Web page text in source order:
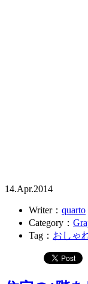
14.Apr.2014
Writer： quarto
Category：
Tag： おしゃ